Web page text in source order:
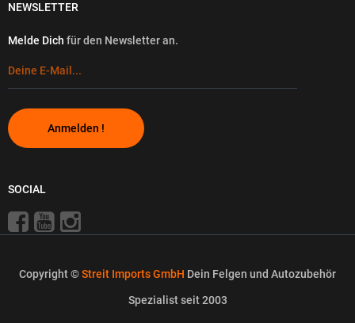
NEWSLETTER
Melde Dich für den Newsletter an.
Anmelden !
SOCIAL
Copyright ©Streit Imports GmbH Dein Felgen und Autozubehör
Spezialist seit 2003